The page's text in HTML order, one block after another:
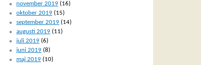
november 2019 (16)
oktober 2019 (15)
september 2019 (14)
augusti 2019 (11)
juli 2019 (6)
juni 2019 (8)
maj 2019 (10)